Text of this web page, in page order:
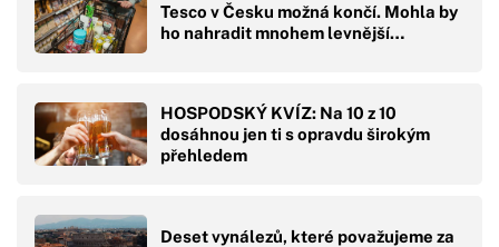
Tesco v Česku možná končí. Mohla by
ho nahradit mnohem levnější…
HOSPODSKÝ KVÍZ: Na 10 z 10
dosáhnou jen ti s opravdu širokým
přehledem
Deset vynálezů, které považujeme za